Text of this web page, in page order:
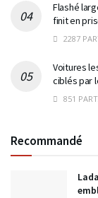
Flashé
finit en
2287
Voitures
ciblés par
851
Recommandé